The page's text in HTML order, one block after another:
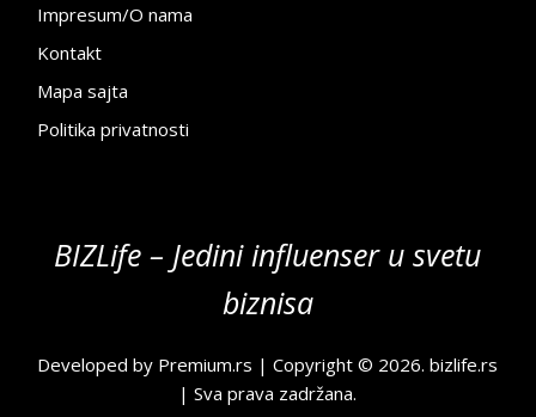
Impresum/O nama
Kontakt
Mapa sajta
Politika privatnosti
BIZLife – Jedini influenser u svetu
biznisa
Developed by Premium.rs | Copyright © 2026.bizlife.rs
| Sva prava zadržana.